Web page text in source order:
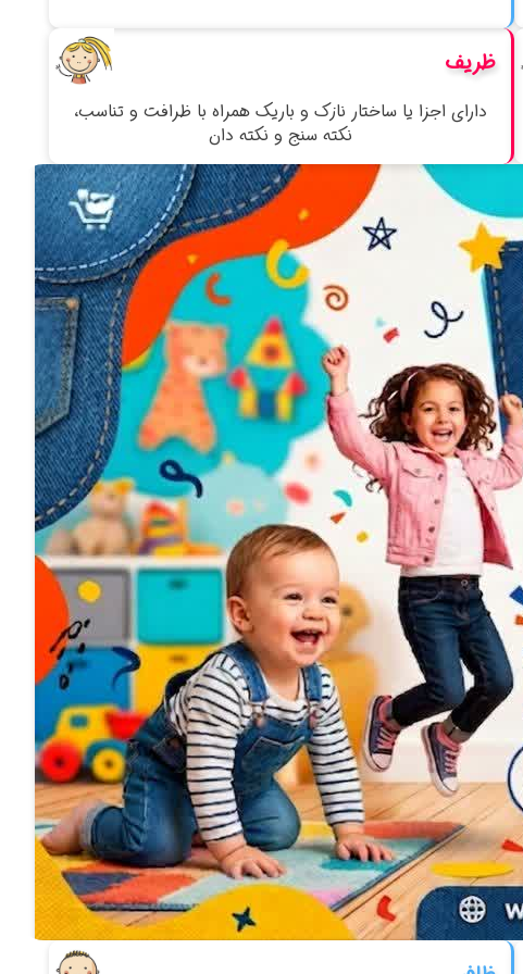
ظریف
دارای اجزا یا ساختار نازک و باریک همراه با ظرافت و تناسب،
نکته سنج و نکته دان